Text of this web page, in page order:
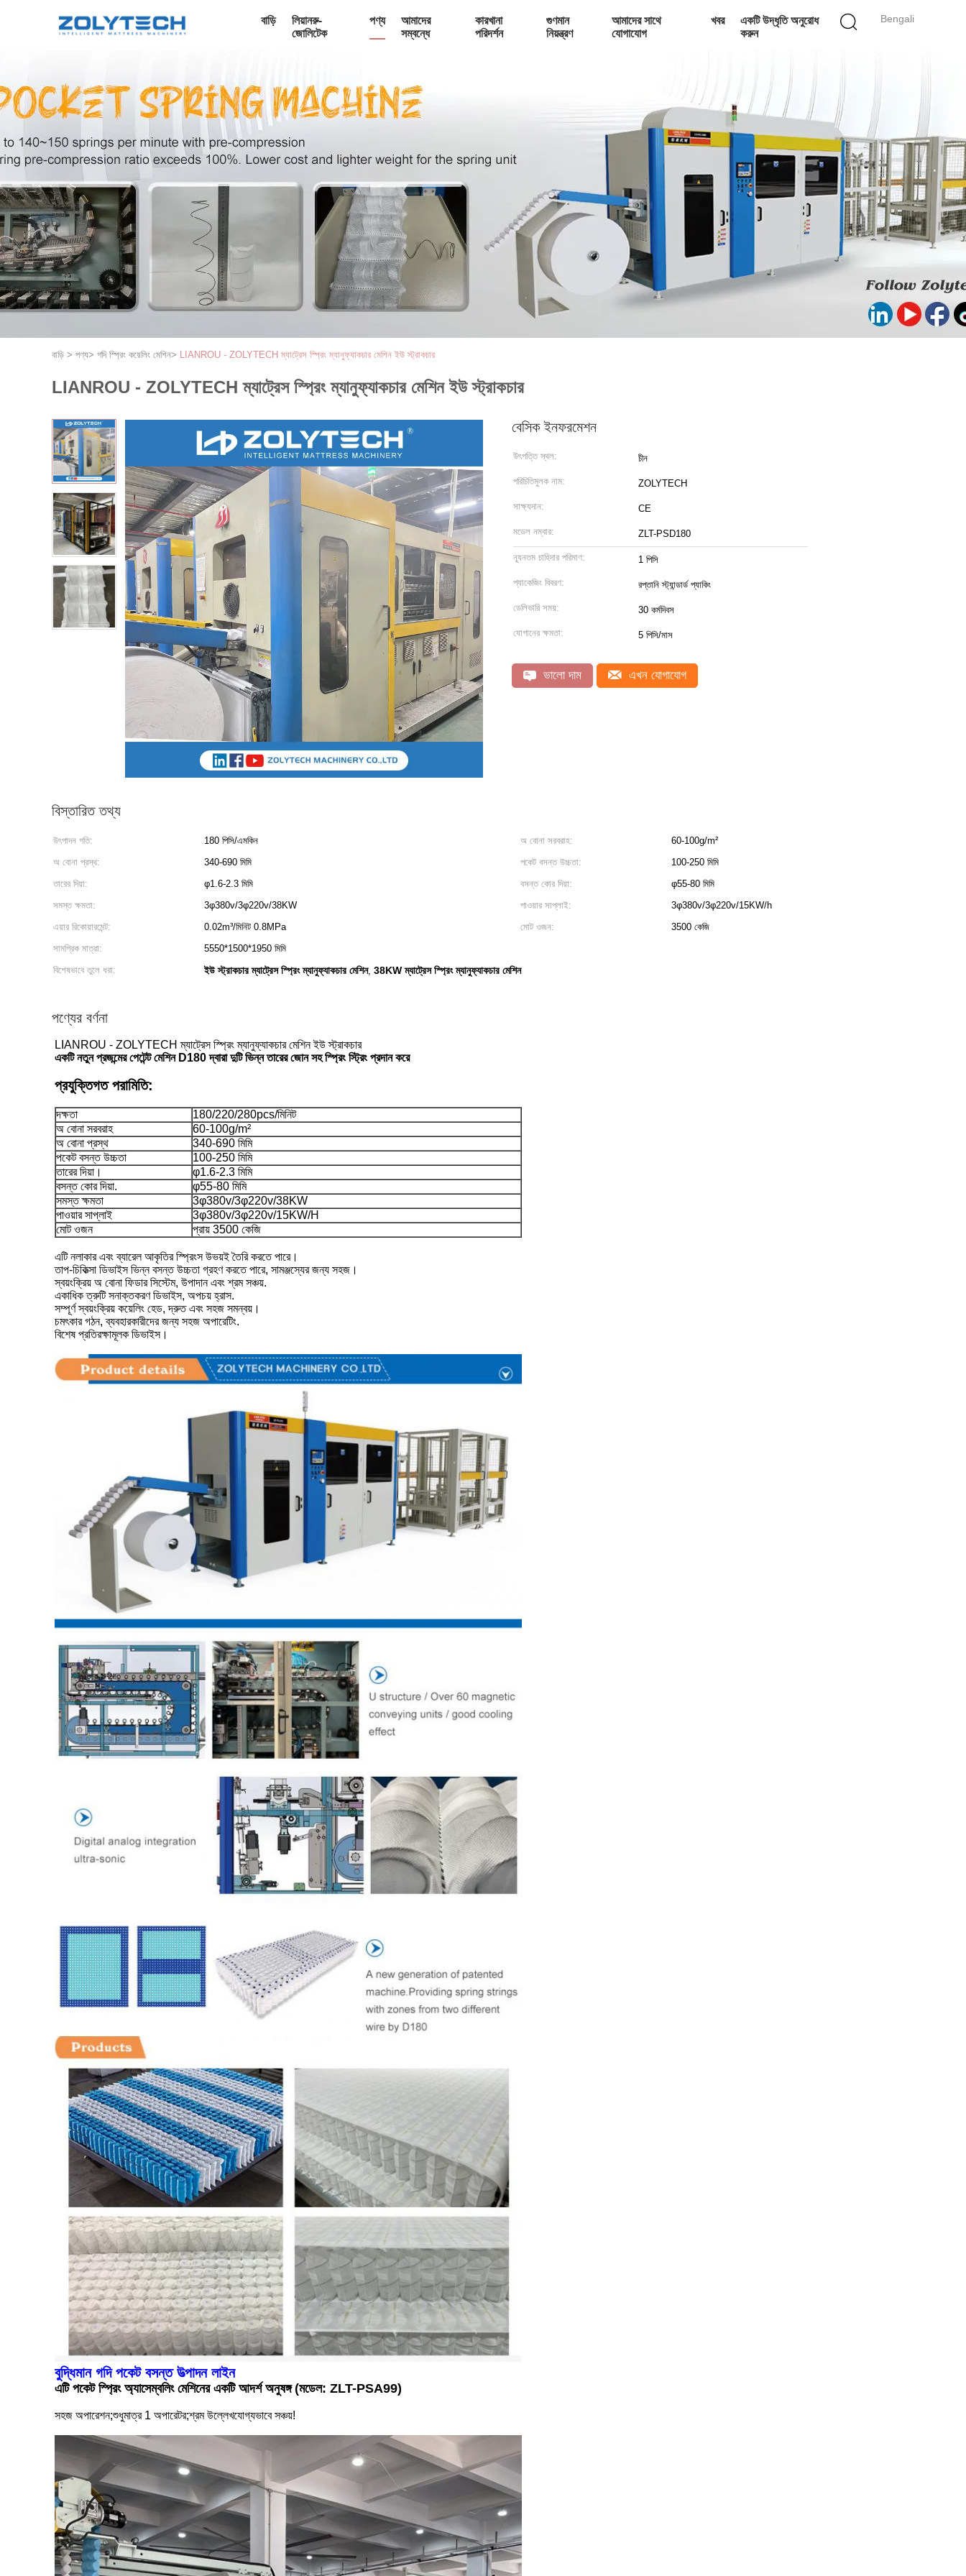
Bengali
বাড়ি
লিয়ানরু-
জোলিটেক
পণ্য
আমাদের
সম্বন্ধে
কারখানা
পরিদর্শন
গুণমান
নিয়ন্ত্রণ
আমাদের সাথে
যোগাযোগ
খবর
একটি উদ্ধৃতি অনুরোধ
করুন
বাড়ি > পণ্য> গদি স্প্রিং কয়েলিং মেশিন> LIANROU - ZOLYTECH ম্যাট্রেস স্প্রিং ম্যানুফ্যাকচার মেশিন ইউ স্ট্রাকচার
LIANROU - ZOLYTECH ম্যাট্রেস স্প্রিং ম্যানুফ্যাকচার মেশিন ইউ স্ট্রাকচার
বেসিক ইনফরমেশন
উৎপত্তি স্থল: চীন
পরিচিতিমুলক নাম: ZOLYTECH
সাক্ষ্যদান: CE
মডেল নম্বার: ZLT-PSD180
ন্যূনতম চাহিদার পরিমাণ: 1 পিসি
প্যাকেজিং বিবরণ: রপ্তানি স্ট্যান্ডার্ড প্যাকিং
ডেলিভারি সময়: 30 কর্মদিবস
যোগানের ক্ষমতা: 5 পিসি/মাস
ভালো দাম এখন যোগাযোগ
বিস্তারিত তথ্য
উৎপাদন গতি: 180 পিসি/এমকিন অ বোনা সরবরাহ:
60-100g/m²
অ বোনা প্রস্থ:
340-690 মিমি পকেট বসন্ত উচ্চতা:
100-250 মিমি
তারের দিয়া:
φ1.6-2.3 মিমি বসন্ত কোর দিয়া:
φ55-80 মিমি
সমস্ত ক্ষমতা:
3φ380v/3φ220v/38KW পাওয়ার সাপ্লাই:
3φ380v/3φ220v/15KW/h
এয়ার রিকোয়ারমেন্ট:
0.02m³/মিনিট 0.8MPa মোট ওজন:
3500 কেজি
সামগ্রিক মাত্রা:
5550*1500*1950 মিমি
বিশেষভাবে তুলে ধরা:
ইউ স্ট্রাকচার ম্যাট্রেস স্প্রিং ম্যানুফ্যাকচার মেশিন, 38KW ম্যাট্রেস স্প্রিং ম্যানুফ্যাকচার মেশিন
পণ্যের বর্ণনা
LIANROU - ZOLYTECH ম্যাট্রেস স্প্রিং ম্যানুফ্যাকচার মেশিন ইউ স্ট্রাকচার
একটি নতুন প্রজন্মের পেটেন্ট মেশিন D180 দ্বারা দুটি ভিন্ন তারের জোন সহ স্প্রিং স্ট্রিং প্রদান করে
প্রযুক্তিগত পরামিতি:
দক্ষতা
180/220/280pcs/মিনিট
অ বোনা সরবরাহ
60-100g/m²
অ বোনা প্রস্থ
340-690 মিমি
পকেট বসন্ত উচ্চতা
100-250 মিমি
তারের দিয়া।
φ1.6-2.3 মিমি
বসন্ত কোর দিয়া.
φ55-80 মিমি
সমস্ত ক্ষমতা
3φ380v/3φ220v/38KW
পাওয়ার সাপ্লাই
3φ380v/3φ220v/15KW/H
মোট ওজন
প্রায় 3500 কেজি
এটি নলাকার এবং ব্যারেল আকৃতির স্প্রিংস উভয়ই তৈরি করতে পারে।
তাপ-চিকিত্সা ডিভাইস ভিন্ন বসন্ত উচ্চতা গ্রহণ করতে পারে, সামঞ্জস্যের জন্য সহজ।
স্বয়ংক্রিয় অ বোনা ফিডার সিস্টেম, উপাদান এবং শ্রম সঞ্চয়.
একাধিক ত্রুটি সনাক্তকরণ ডিভাইস, অপচয় হ্রাস.
সম্পূর্ণ স্বয়ংক্রিয় কয়েলিং হেড, দ্রুত এবং সহজ সমন্বয়।
চমৎকার গঠন, ব্যবহারকারীদের জন্য সহজ অপারেটিং.
বিশেষ প্রতিরক্ষামূলক ডিভাইস।
বুদ্ধিমান গদি পকেট বসন্ত উত্পাদন লাইন
এটি পকেট স্প্রিং অ্যাসেম্বলিং মেশিনের একটি আদর্শ অনুষঙ্গ (মডেল: ZLT-PSA99)
সহজ অপারেশন;শুধুমাত্র 1 অপারেটর;শ্রম উল্লেখযোগ্যভাবে সঞ্চয়!